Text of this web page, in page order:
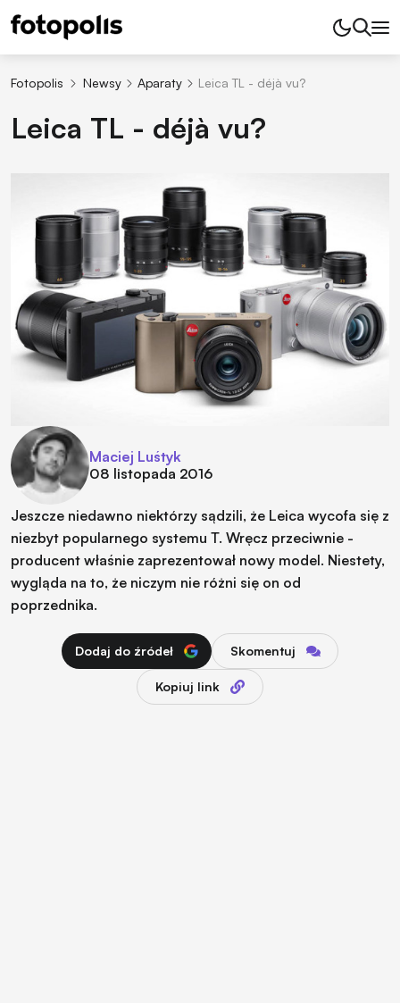
Fotopolis Newsy Aparaty Leica TL - déjà vu?
Leica TL - déjà vu?
Maciej Luśtyk
08 listopada 2016
Jeszcze niedawno niektórzy sądzili, że Leica wycofa się z
niezbyt popularnego systemu T. Wręcz przeciwnie -
producent właśnie zaprezentował nowy model. Niestety,
wygląda na to, że niczym nie różni się on od
poprzednika.
Dodaj do źródeł Skomentuj
Kopiuj link